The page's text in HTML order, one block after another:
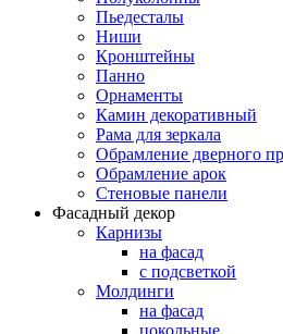
Пьедесталы
Ниши
Кронштейны
Панно
Орнаменты
Камин декоративный
Рама для зеркала
Обрамление дверного
Обрамление арок
Стеновые панели
Фасадный декор
Карнизы
на фасад
с подсветкой
Молдинги
на фасад
цокольные